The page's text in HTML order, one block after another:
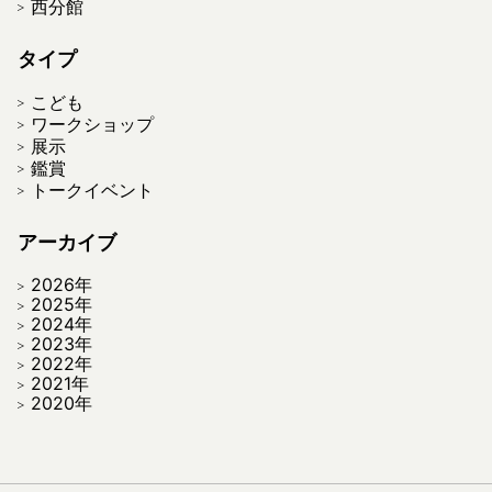
西分館
タイプ
こども
ワークショップ
展示
鑑賞
トークイベント
アーカイブ
2026年
2025年
2024年
2023年
2022年
2021年
2020年